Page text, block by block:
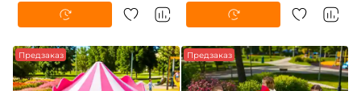
Предзаказ Предзаказ